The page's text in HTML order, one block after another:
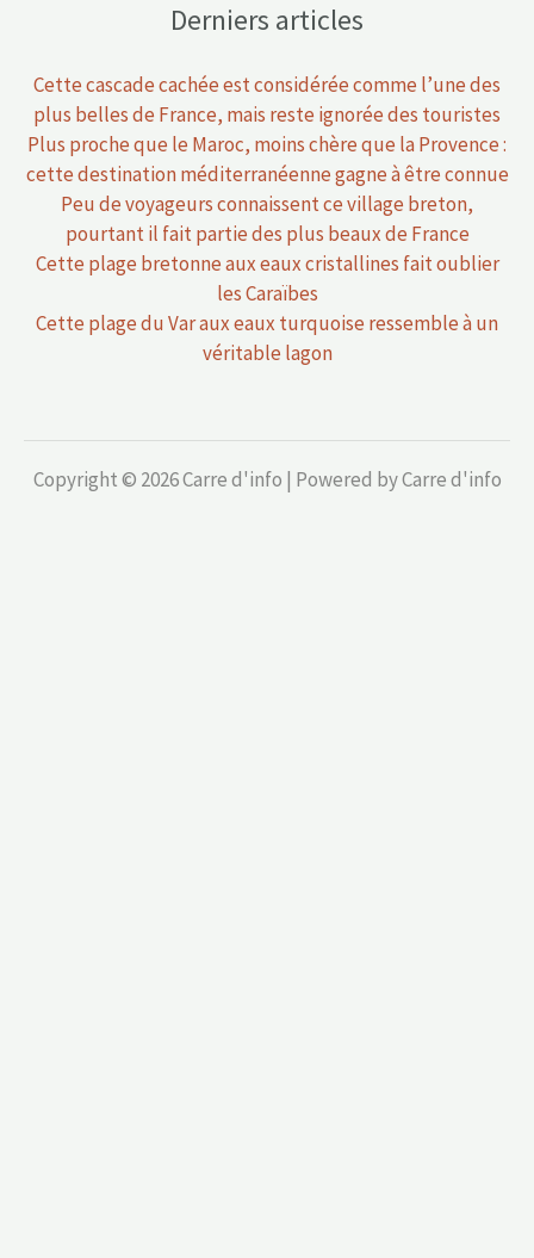
Derniers articles
Cette cascade cachée est considérée comme l’une des
plus belles de France, mais reste ignorée des touristes
Plus proche que le Maroc, moins chère que la Provence :
cette destination méditerranéenne gagne à être connue
Peu de voyageurs connaissent ce village breton,
pourtant il fait partie des plus beaux de France
Cette plage bretonne aux eaux cristallines fait oublier
les Caraïbes
Cette plage du Var aux eaux turquoise ressemble à un
véritable lagon
Copyright © 2026 Carre d'info | Powered by Carre d'info